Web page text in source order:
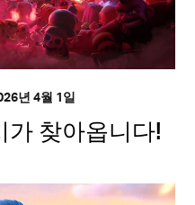
년 4월 1일
가 찾아옵니다!